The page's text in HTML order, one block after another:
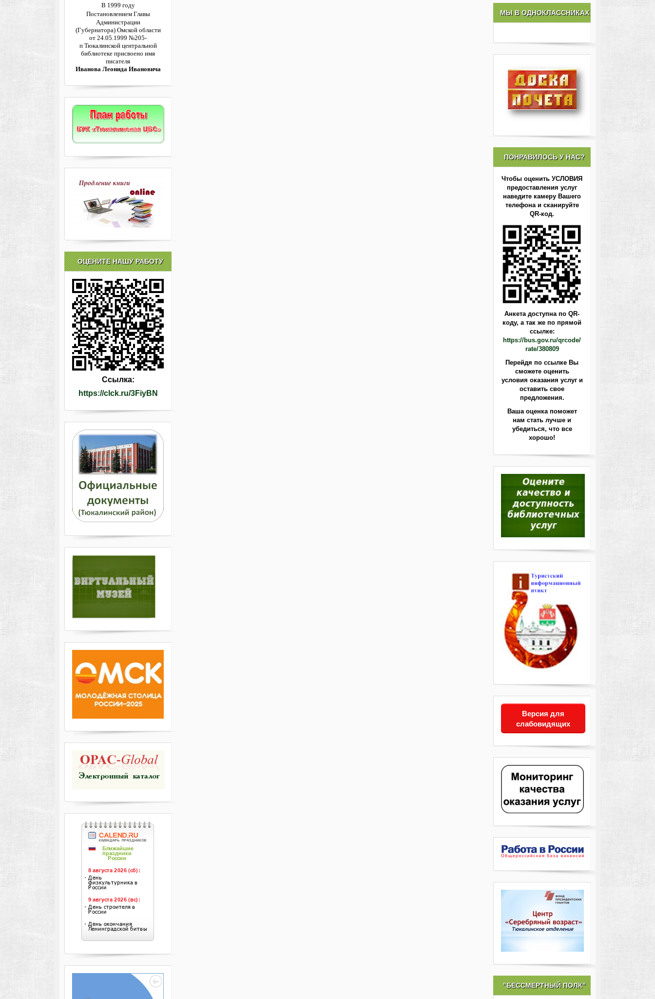
В 1999 году
Постановлением Главы
Администрации
(Губернатора) Омской области
от 24.05.1999 №205-
п Тюкалинской центральной
библиотеке присвоено имя
писателя
Иванова Леонида Ивановича
ОЦЕНИТЕ НАШУ РАБОТУ
Ссылка:
https://clck.ru/3FiyBN
МЫ В ОДНОКЛАССНИКАХ
ПОНРАВИЛОСЬ У НАС?
Чтобы оценить УСЛОВИЯ
предоставления услуг
наведите камеру Вашего
телефона и сканируйте
QR-код.
Анкета доступна по QR-
коду, а так же по прямой
ссылке:
https://bus.gov.ru/qrcode/
rate/380809
Перейдя по ссылке Вы
сможете оценить
условия оказания услуг и
оставить свое
предложения.
Ваша оценка поможет
нам стать лучше и
убедиться, что все
хорошо!
Версия для
слабовидящих
"БЕССМЕРТНЫЙ ПОЛК"